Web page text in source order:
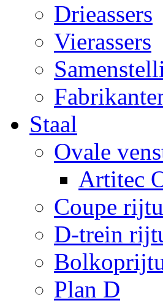
Drieassers
Vierassers
Staal
Ovale
Artitec
Coupe
D-trein
Plan D